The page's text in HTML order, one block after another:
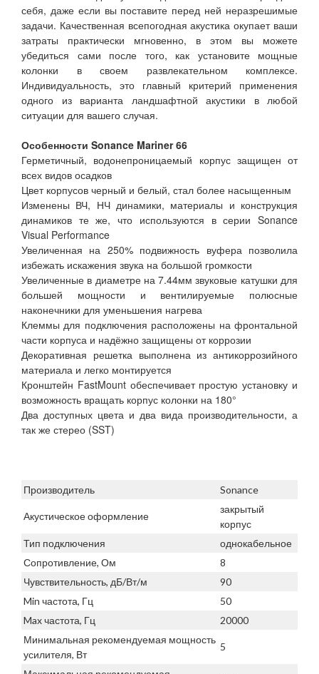
себя, даже если вы поставите перед ней неразрешимые
задачи. Качественная всепогодная акустика окупает ваши
затраты практически мгновенно, в этом вы можете
убедиться сами после того, как установите мощные
колонки в своем развлекательном комплексе.
Индивидуальность, это главный критерий применения
одного из варианта ландшафтной акустики в любой
ситуации для вашего случая.
Особенности Sonance Mariner 66
Герметичный, водонепроницаемый корпус защищен от
всех видов осадков
Цвет корпусов черный и белый, стал более насыщенным
Изменены ВЧ, НЧ динамики, материалы и конструкция
динамиков те же, что используются в серии Sonance
Visual Performance
Увеличенная на 250% подвижность вуфера позволила
избежать искажения звука на большой громкости
Увеличенные в диаметре на 7.44мм звуковые катушки для
большей мощности и вентилируемые полюсные
наконечники для уменьшения нагрева
Клеммы для подключения расположены на фронтальной
части корпуса и надёжно защищены от коррозии
Декоративная решетка выполнена из антикоррозийного
материала и легко монтируется
Кронштейн FastMount обеспечивает простую установку и
возможность вращать корпус колонки на 180°
Два доступных цвета и два вида производительности, а
так же стерео (SST)
Производитель Sonance
Акустическое оформление
закрытый
корпус
Тип подключения
однокабельное
Сопротивление, Ом
8
Чувствительность, дБ/Вт/м
90
Min частота, Гц
50
Max частота, Гц
20000
Минимальная рекомендуемая мощность
усилителя, Вт
5